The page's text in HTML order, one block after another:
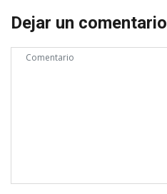
Dejar un comentario